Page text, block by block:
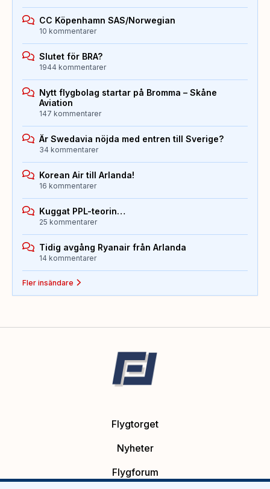
CC Köpenhamn SAS/Norwegian
10 kommentarer
Slutet för BRA?
1944 kommentarer
Nytt flygbolag startar på Bromma – Skåne
Aviation
147 kommentarer
Är Swedavia nöjda med entren till Sverige?
34 kommentarer
Korean Air till Arlanda!
16 kommentarer
Kuggat PPL-teorin…
25 kommentarer
Tidig avgång Ryanair från Arlanda
14 kommentarer
Fler insändare
Flygtorget
Nyheter
Flygforum